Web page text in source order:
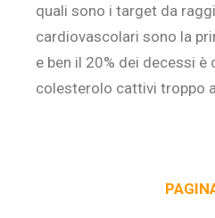
quali sono i target da
cardiovascolari sono la
e ben il 20% dei decessi è
colesterolo cattivi troppo